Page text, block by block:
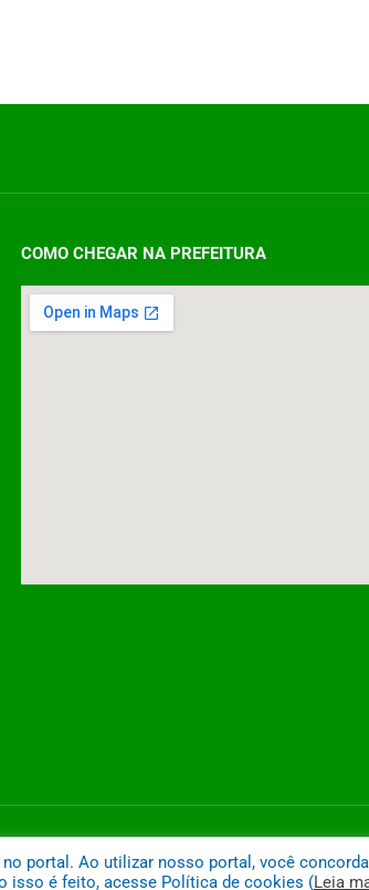
COMO CHEGAR NA PREFEITURA
portal. Ao utilizar nosso portal, você
isso é feito, acesse Política de cookies (Leia